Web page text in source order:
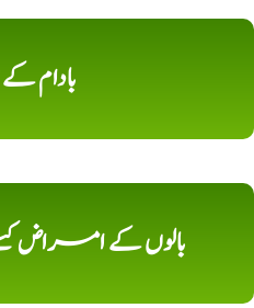
بادام کے
بالوں کے امراض